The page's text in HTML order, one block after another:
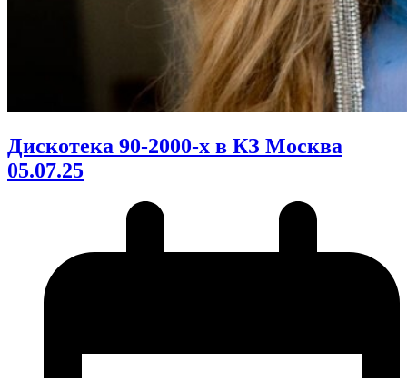
Дискотека 90-2000-х в КЗ Москва
05.07.25